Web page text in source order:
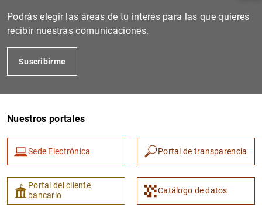
Podrás elegir las áreas de tu interés para las que quieres
recibir nuestras comunicaciones.
Suscribirme
Nuestros portales
Sede Electrónica Portal de transparencia
Portal del cliente
bancario
Catálogo de datos